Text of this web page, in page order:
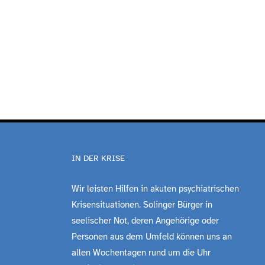
IN DER KRISE
Wir leisten Hilfen in akuten psychiatrischen
Krisensituationen. Solinger Bürger in
seelischer Not, deren Angehörige oder
Personen aus dem Umfeld können uns an
allen Wochentagen rund um die Uhr